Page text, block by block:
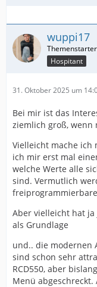
wuppi17
Hospitant
31. Oktober 2025 um
Bei mir ist das
ziemlich groß, wenn
Vielleicht mache ich
ich mir erst mal
welche Werte alle
sind. Vermutlich
Aber vielleicht hat ja
als Grundlage
und.. die modernen
sind schon sehr
RCD550, aber
Menü